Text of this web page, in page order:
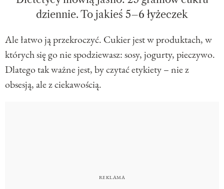
dziennie. To jakieś 5–6 łyżeczek
Ale łatwo ją przekroczyć. Cukier jest w produktach, w
których się go nie spodziewasz: sosy, jogurty, pieczywo.
Dlatego tak ważne jest, by czytać etykiety – nie z
obsesją, ale z ciekawością.